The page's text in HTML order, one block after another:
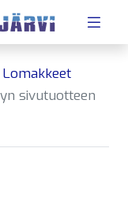
Lomakkeet
sivutuotteen